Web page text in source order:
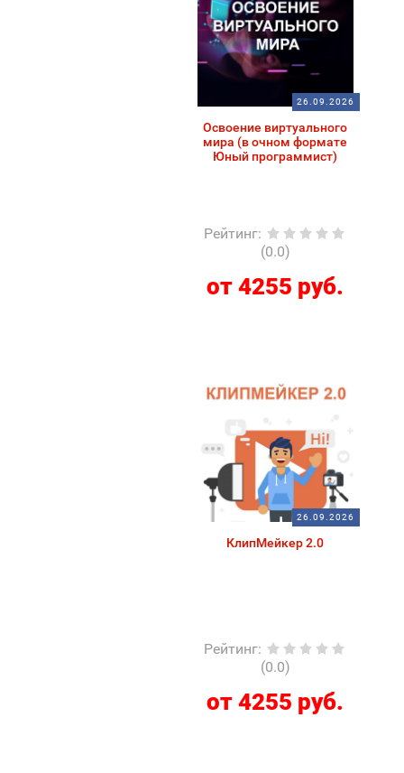
26.09.2026
Освоение виртуального
мира (в очном формате
Юный программист)
Рейтинг:
(0.0)
от 4255 руб.
26.09.2026
КлипМейкер 2.0
Рейтинг:
(0.0)
от 4255 руб.